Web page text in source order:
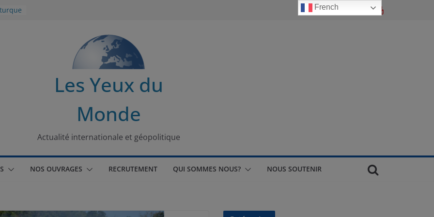
Les Yeux du
Monde
Actualité internationale et géopolitique
NOS OUVRAGES RECRUTEMENT QUI SOMMES NOUS? NOUS SOUTENIR
French